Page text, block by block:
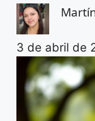
3 de abril de